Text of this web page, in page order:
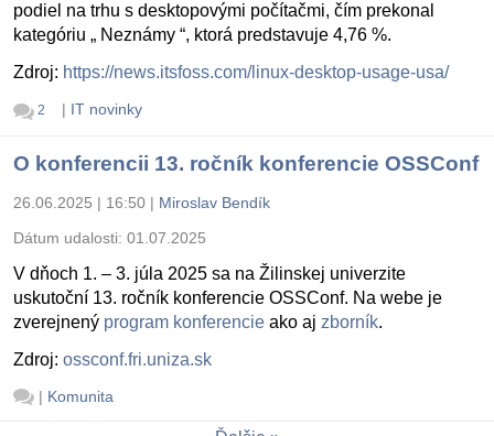
podiel na trhu s desktopovými počítačmi, čím prekonal
kategóriu „ Neznámy “, ktorá predstavuje 4,76 %.
Zdroj: https://news.itsfoss.com/linux-desktop-usage-usa/
2 | IT novinky
O konferencii 13. ročník konferencie OSSConf
26.06.2025 | 16:50 | Miroslav Bendík
Dátum udalosti: 01.07.2025
V dňoch 1. – 3. júla 2025 sa na Žilinskej univerzite
uskutoční 13. ročník konferencie OSSConf. Na webe je
zverejnený program konferencie ako aj zborník.
Zdroj: ossconf.fri.uniza.sk
| Komunita